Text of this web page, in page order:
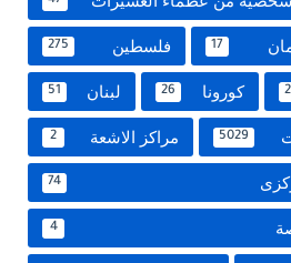
17 فلسطين 275
كورونا 26 لبنان 51
5029 مراكز الاشعة 2
74
4